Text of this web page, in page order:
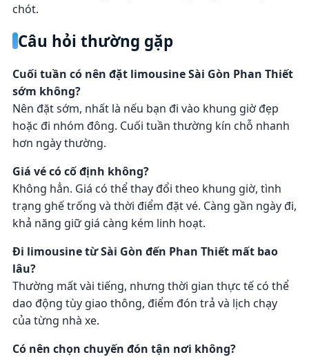
chót.
Câu hỏi thường gặp
Cuối tuần có nên đặt limousine Sài Gòn Phan Thiết
sớm không?
Nên đặt sớm, nhất là nếu bạn đi vào khung giờ đẹp
hoặc đi nhóm đông. Cuối tuần thường kín chỗ nhanh
hơn ngày thường.
Giá vé có cố định không?
Không hẳn. Giá có thể thay đổi theo khung giờ, tình
trạng ghế trống và thời điểm đặt vé. Càng gần ngày đi,
khả năng giữ giá càng kém linh hoạt.
Đi limousine từ Sài Gòn đến Phan Thiết mất bao
lâu?
Thường mất vài tiếng, nhưng thời gian thực tế có thể
dao động tùy giao thông, điểm đón trả và lịch chạy
của từng nhà xe.
Có nên chọn chuyến đón tận nơi không?